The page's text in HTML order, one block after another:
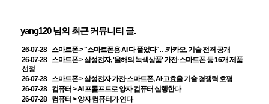
yang120님의 최근 커뮤니티 글.
26-07-28 스마트폰 > "스마트폰용 AI 다 풀었다"…카카오, 기술 전격 공개
26-07-28 스마트폰 > 삼성전자, '올해의 녹색상품' 가전·스마트폰 등 16개 제품
선정
26-07-28 스마트폰 > 삼성전자 가전·스마트폰, AI∙고효율 기술 경쟁력 호평
26-07-28 컴퓨터 > AI 프롬프트로 양자 컴퓨터 실행한다
26-07-28 컴퓨터 > 양자 컴퓨터가 연다